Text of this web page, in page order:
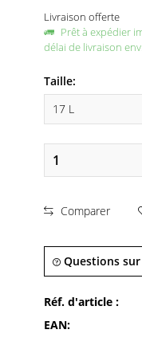
Livraison offerte
Prêt à expédier
délai de livraison
Taille:
Comparer
Questions sur
Réf. d'article :
EAN: